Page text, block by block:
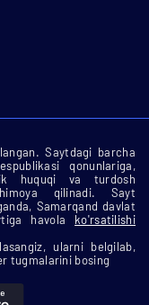
Saytdagi barcha
qonunlariga,
huquqi va turdosh
qilinadi. Sayt
Samarqand davlat
havola ko'rsatilishi
ularni belgilab,
tugmalarini bosing